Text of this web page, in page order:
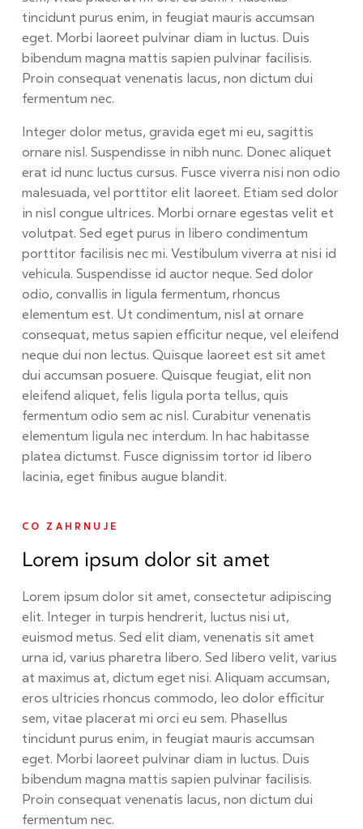
tincidunt purus enim, in feugiat mauris accumsan
eget. Morbi laoreet pulvinar diam in luctus. Duis
bibendum magna mattis sapien pulvinar facilisis.
Proin consequat venenatis lacus, non dictum dui
fermentum nec.
Integer dolor metus, gravida eget mi eu, sagittis
ornare nisl. Suspendisse in nibh nunc. Donec aliquet
erat id nunc luctus cursus. Fusce viverra nisi non odio
malesuada, vel porttitor elit laoreet. Etiam sed dolor
in nisl congue ultrices. Morbi ornare egestas velit et
volutpat. Sed eget purus in libero condimentum
porttitor facilisis nec mi. Vestibulum viverra at nisi id
vehicula. Suspendisse id auctor neque. Sed dolor
odio, convallis in ligula fermentum, rhoncus
elementum est. Ut condimentum, nisl at ornare
consequat, metus sapien efficitur neque, vel eleifend
neque dui non lectus. Quisque laoreet est sit amet
dui accumsan posuere. Quisque feugiat, elit non
eleifend aliquet, felis ligula porta tellus, quis
fermentum odio sem ac nisl. Curabitur venenatis
elementum ligula nec interdum. In hac habitasse
platea dictumst. Fusce dignissim tortor id libero
lacinia, eget finibus augue blandit.
CO ZAHRNUJE
Lorem ipsum dolor sit amet
Lorem ipsum dolor sit amet, consectetur adipiscing
elit. Integer in turpis hendrerit, luctus nisi ut,
euismod metus. Sed elit diam, venenatis sit amet
urna id, varius pharetra libero. Sed libero velit, varius
at maximus at, dictum eget nisi. Aliquam accumsan,
eros ultricies rhoncus commodo, leo dolor efficitur
sem, vitae placerat mi orci eu sem. Phasellus
tincidunt purus enim, in feugiat mauris accumsan
eget. Morbi laoreet pulvinar diam in luctus. Duis
bibendum magna mattis sapien pulvinar facilisis.
Proin consequat venenatis lacus, non dictum dui
fermentum nec.